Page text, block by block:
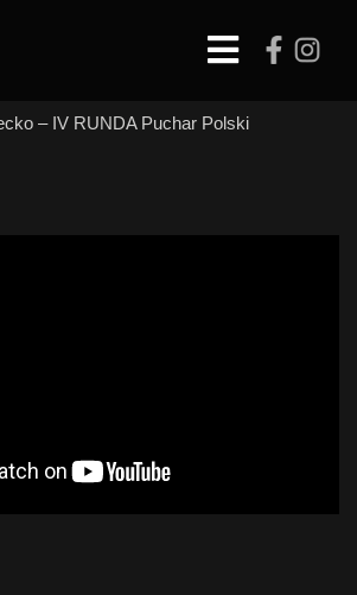
Open
– IV RUNDA Puchar Polski